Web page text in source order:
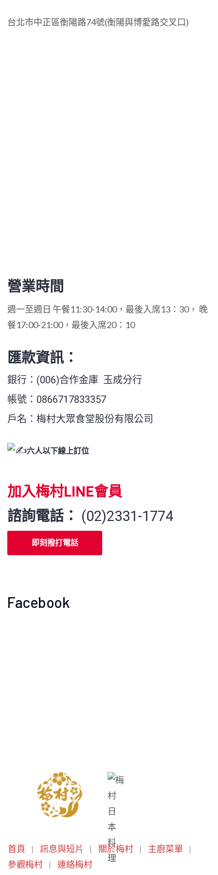
台北市中正區衡陽路74號(衡陽與博愛路交叉口)
營業時間
週一至週日 午餐11:30-14:00，最後入席13：30， 晚
餐17:00-21:00，最後入席20：10
匯款資訊：
銀行：(006)合作金庫 玉成分行
帳號：0866717833357
戶名：梅村大眾食堂股份有限公司
六人以下線上訂位
加入梅村LINE會員
諮詢電話： (02)2331-1774
即刻撥打電話
Facebook
首頁 訊息與短片 關於梅村
主廚菜單
參觀梅村
連絡梅村